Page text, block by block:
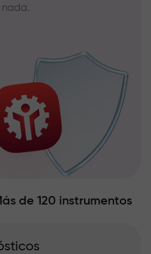
nada.
de 120 instrumentos